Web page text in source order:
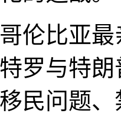
伦比亚
罗与特
民问题